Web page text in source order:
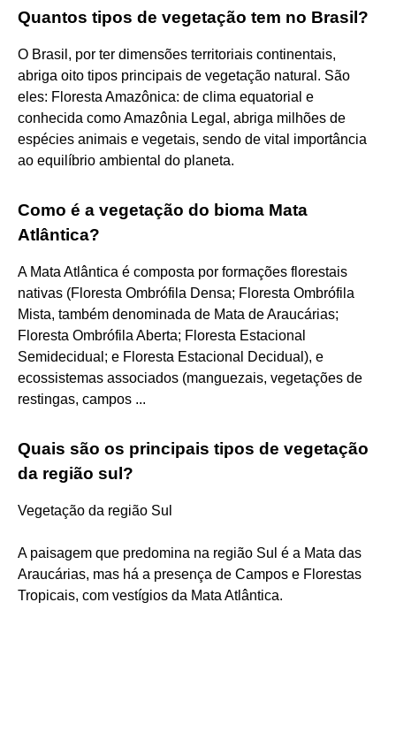
Quantos tipos de vegetação tem no Brasil?
O Brasil, por ter dimensões territoriais continentais,
abriga oito tipos principais de vegetação natural. São
eles: Floresta Amazônica: de clima equatorial e
conhecida como Amazônia Legal, abriga milhões de
espécies animais e vegetais, sendo de vital importância
ao equilíbrio ambiental do planeta.
Como é a vegetação do bioma Mata
Atlântica?
A Mata Atlântica é composta por formações florestais
nativas (Floresta Ombrófila Densa; Floresta Ombrófila
Mista, também denominada de Mata de Araucárias;
Floresta Ombrófila Aberta; Floresta Estacional
Semidecidual; e Floresta Estacional Decidual), e
ecossistemas associados (manguezais, vegetações de
restingas, campos ...
Quais são os principais tipos de vegetação
da região sul?
Vegetação da região Sul
A paisagem que predomina na região Sul é a Mata das
Araucárias, mas há a presença de Campos e Florestas
Tropicais, com vestígios da Mata Atlântica.